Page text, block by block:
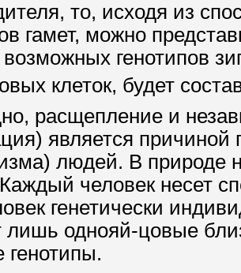
то, исходя из
гамет, можно
возможных генотипов
клеток, будет
расщепление и
является причиной
людей. В природе
человек несет
генетически
лишь однояй-цовые
генотипы.